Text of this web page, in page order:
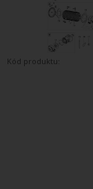
Kód produktu: